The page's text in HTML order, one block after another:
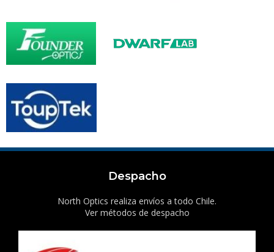
Despacho
North Optics realiza envíos a todo Chile.
Ver métodos de despacho